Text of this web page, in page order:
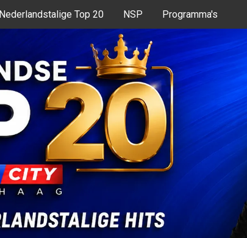
Nederlandstalige Top 20 NSP Programma's